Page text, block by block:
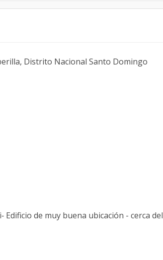
Distrito Nacional Santo Domingo
Edificio de muy buena ubicación - cerca del